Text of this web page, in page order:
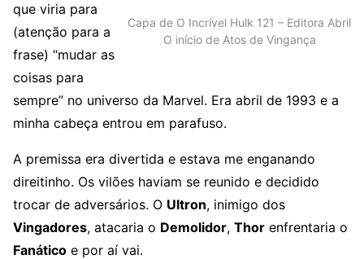
Capa de O Incrível Hulk 121 – Editora Abril
O início de Atos de Vingança
que viria para
(atenção para a
frase) “mudar as
coisas para
sempre” no universo da Marvel. Era abril de 1993 e a
minha cabeça entrou em parafuso.
A premissa era divertida e estava me enganando
direitinho. Os vilões haviam se reunido e decidido
trocar de adversários. O Ultron, inimigo dos
Vingadores, atacaria o Demolidor, Thor enfrentaria o
Fanático e por aí vai.